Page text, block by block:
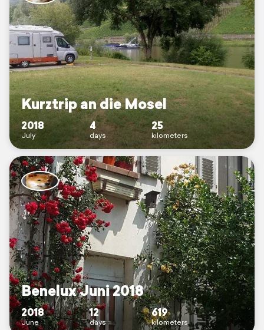
Kurztrip an die Mosel
2018
July
4
days
25
kilometers
Benelux Juni 2018
2018
June
12
days
619
kilometers